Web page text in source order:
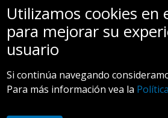
Si deseas recibir nuestro boletín
Utilizamos cookies en
para mejorar su
usuario
Si continúa navegando
Para más información vea la